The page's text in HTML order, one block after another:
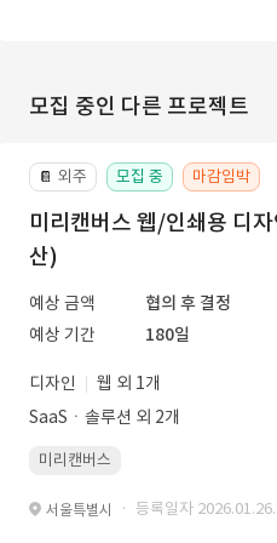
모집 중인 다른 프로젝트
📔 외주 모집 중 마감임박
미리캔버스 웹/인쇄용 디
산)
예상 금액
협의 후 결정
예상 기간
180일
디자인
웹 외 1개
SaaSㆍ솔루션 외 2개
미리캔버스
서울특별시 · 등록일자 2026.01.26.